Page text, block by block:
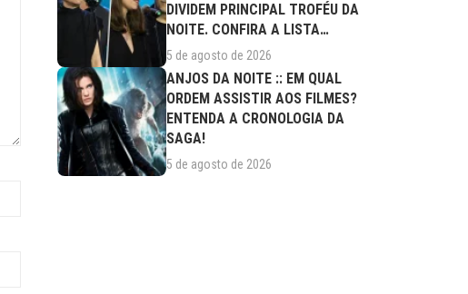
DIVIDEM PRINCIPAL TROFÉU DA
NOITE. CONFIRA A LISTA
COMPLETA DE...
5 de agosto de 2026
ANJOS DA NOITE :: EM QUAL
ORDEM ASSISTIR AOS FILMES?
ENTENDA A CRONOLOGIA DA
SAGA!
5 de agosto de 2026